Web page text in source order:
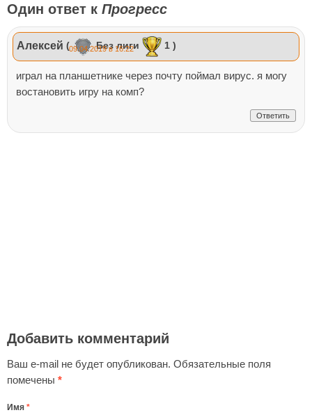
Один ответ к Прогресс
Алексей ( Без лиги 1 )
09.04.2019 в 16:22
играл на планшетнике через почту поймал вирус. я могу
востановить игру на комп?
Ответить
Добавить комментарий
Ваш e-mail не будет опубликован. Обязательные поля
помечены *
Имя *